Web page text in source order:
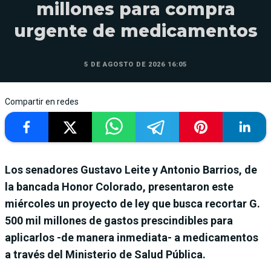
millones para compra
urgente de medicamentos
5 DE AGOSTO DE 2026 16:05
Compartir en redes
Los senadores Gustavo Leite y Antonio Barrios, de
la bancada Honor Colorado, presentaron este
miércoles un proyecto de ley que busca recortar G.
500 mil millones de gastos prescindibles para
aplicarlos -de manera inmediata- a medicamentos
a través del Ministerio de Salud Pública.